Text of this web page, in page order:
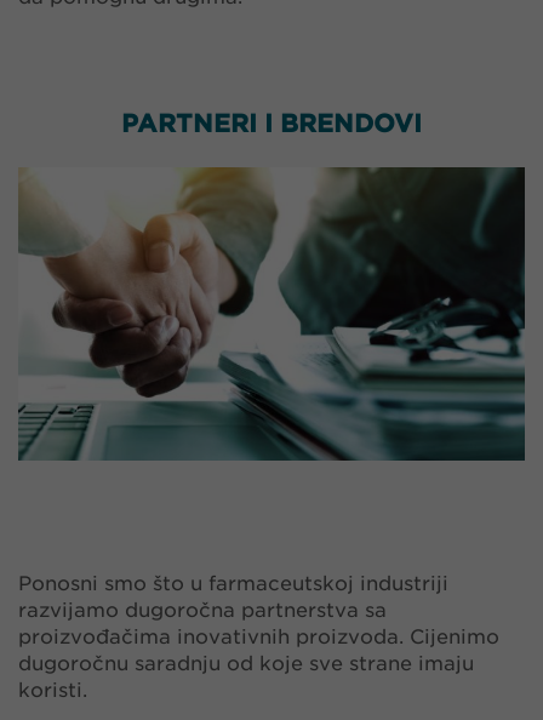
PARTNERI I BRENDOVI
Ponosni smo što u farmaceutskoj industriji
razvijamo dugoročna partnerstva sa
proizvođačima inovativnih proizvoda. Cijenimo
dugoročnu saradnju od koje sve strane imaju
koristi.